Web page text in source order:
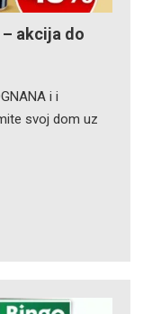
akcija do
i i
svoj dom uz